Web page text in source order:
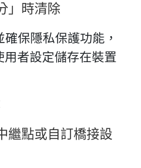
」時清除
保隱私保護功能，
用者設定儲存在裝置
繼點或自訂橋接設